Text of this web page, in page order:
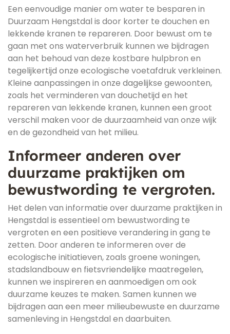
Een eenvoudige manier om water te besparen in
Duurzaam Hengstdal is door korter te douchen en
lekkende kranen te repareren. Door bewust om te
gaan met ons waterverbruik kunnen we bijdragen
aan het behoud van deze kostbare hulpbron en
tegelijkertijd onze ecologische voetafdruk verkleinen.
Kleine aanpassingen in onze dagelijkse gewoonten,
zoals het verminderen van douchetijd en het
repareren van lekkende kranen, kunnen een groot
verschil maken voor de duurzaamheid van onze wijk
en de gezondheid van het milieu.
Informeer anderen over
duurzame praktijken om
bewustwording te vergroten.
Het delen van informatie over duurzame praktijken in
Hengstdal is essentieel om bewustwording te
vergroten en een positieve verandering in gang te
zetten. Door anderen te informeren over de
ecologische initiatieven, zoals groene woningen,
stadslandbouw en fietsvriendelijke maatregelen,
kunnen we inspireren en aanmoedigen om ook
duurzame keuzes te maken. Samen kunnen we
bijdragen aan een meer milieubewuste en duurzame
samenleving in Hengstdal en daarbuiten.